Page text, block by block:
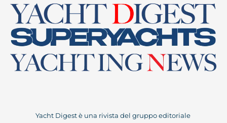
Yacht Digest è una rivista del gruppo editoriale